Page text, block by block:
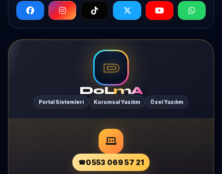
D
DoLmA
Portal Sistemleri Kurumsal Yazılım Özel Yazılım
0553 069 57 21